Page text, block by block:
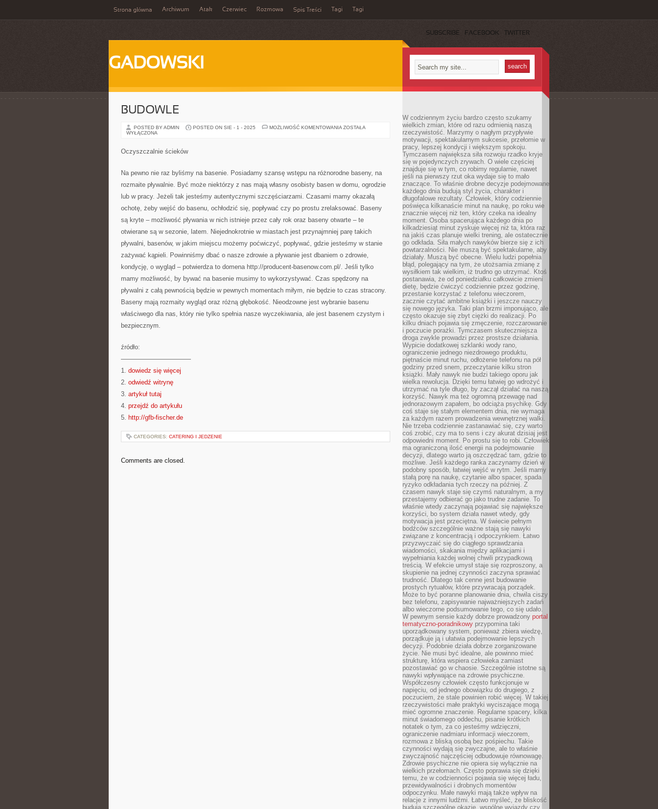
Strona główna Archiwum Atak Czerwiec Rozmowa Spis Treści Tagi Tagi
SUBSCRIBE FACEBOOK TWITTER
GADOWSKI
BUDOWLE
POSTED BY ADMIN POSTED ON SIE - 1 - 2025 MOŻLIWOŚĆ KOMENTOWANIA BUDOWLE
ZOSTAŁA
WYŁĄCZONA
Oczyszczalnie ścieków
Na pewno nie raz byliśmy na basenie. Posiadamy szansę wstępu na różnorodne baseny, na
rozmaite pływalnie. Być może niektórzy z nas mają własny osobisty basen w domu, ogrodzie
lub w pracy. Jeżeli tak jesteśmy autentycznymi szczęściarzami. Czasami mamy okazałą
ochotę, żeby wejść do basenu, ochłodzić się, popływać czy po prostu zrelaksować. Baseny
są kryte – możliwość pływania w nich istnieje przez cały rok oraz baseny otwarte – te
otwierane są w sezonie, latem. Niejednokrotnie w miastach jest przynajmniej parę takich
pływalni, basenów, w jakim miejscu możemy poćwiczyć, popływać, gdzie jesteśmy w stanie
zażywać kąpieli. Powinniśmy dbać o nasze zdrowie a pływanie jest dbaniem o zdrowie,
kondycję, o wygląd – potwierdza to domena http://producent-basenow.com.pl/. Jeśli tylko
mamy możliwość, by bywać na basenie musimy to wykorzystywać. Czas spędzony na
pływalni z całą pewnością będzie w pewnych momentach miłym, nie będzie to czas stracony.
Baseny mają rozmaity wygląd oraz różną głębokość. Nieodzowne jest wybranie basenu
właściwego dla nas, który nie tylko spełnia nasze wyczekiwania, ale jest basenem czystym i
bezpiecznym.
źródło:
———————————
1. dowiedz się więcej
2. odwiedź witrynę
3. artykuł tutaj
4. przejdź do artykułu
5. http://gfb-fischer.de
CATEGORIES: CATERING I JEDZENIE
Comments are closed.
W codziennym życiu bardzo często szukamy
wielkich zmian, które od razu odmienią naszą
rzeczywistość. Marzymy o nagłym przypływie
motywacji, spektakularnym sukcesie, przełomie w
pracy, lepszej kondycji i większym spokoju.
Tymczasem największa siła rozwoju rzadko kryje
się w pojedynczych zrywach. O wiele częściej
znajduje się w tym, co robimy regularnie, nawet
jeśli na pierwszy rzut oka wydaje się to mało
znaczące. To właśnie drobne decyzje podejmowane
każdego dnia budują styl życia, charakter i
długofalowe rezultaty. Człowiek, który codziennie
poświęca kilkanaście minut na naukę, po roku wie
znacznie więcej niż ten, który czeka na idealny
moment. Osoba spacerująca każdego dnia po
kilkadziesiąt minut zyskuje więcej niż ta, która raz
na jakiś czas planuje wielki trening, ale ostatecznie
go odkłada. Siła małych nawyków bierze się z ich
powtarzalności. Nie muszą być spektakularne, aby
działały. Muszą być obecne. Wielu ludzi popełnia
błąd, polegający na tym, że utożsamia zmianę z
wysiłkiem tak wielkim, iż trudno go utrzymać. Ktoś
postanawia, że od poniedziałku całkowicie zmieni
dietę, będzie ćwiczyć codziennie przez godzinę,
przestanie korzystać z telefonu wieczorem,
zacznie czytać ambitne książki i jeszcze nauczy
się nowego języka. Taki plan brzmi imponująco, ale
często okazuje się zbyt ciężki do realizacji. Po
kilku dniach pojawia się zmęczenie, rozczarowanie
i poczucie porażki. Tymczasem skuteczniejsza
droga zwykle prowadzi przez prostsze działania.
Wypicie dodatkowej szklanki wody rano,
ograniczenie jednego niezdrowego produktu,
piętnaście minut ruchu, odłożenie telefonu na pół
godziny przed snem, przeczytanie kilku stron
książki. Mały nawyk nie budzi takiego oporu jak
wielka rewolucja. Dzięki temu łatwiej go wdrożyć i
utrzymać na tyle długo, by zaczął działać na naszą
korzyść. Nawyk ma też ogromną przewagę nad
jednorazowym zapałem, bo odciąża psychikę. Gdy
coś staje się stałym elementem dnia, nie wymaga
za każdym razem prowadzenia wewnętrznej walki.
Nie trzeba codziennie zastanawiać się, czy warto
coś zrobić, czy ma to sens i czy akurat dzisiaj jest
odpowiedni moment. Po prostu się to robi. Człowiek
ma ograniczoną ilość energii na podejmowanie
decyzji, dlatego warto ją oszczędzać tam, gdzie to
możliwe. Jeśli każdego ranka zaczynamy dzień w
podobny sposób, łatwiej wejść w rytm. Jeśli mamy
stałą porę na naukę, czytanie albo spacer, spada
ryzyko odkładania tych rzeczy na później. Z
czasem nawyk staje się czymś naturalnym, a my
przestajemy odbierać go jako trudne zadanie. To
właśnie wtedy zaczynają pojawiać się największe
korzyści, bo system działa nawet wtedy, gdy
motywacja jest przeciętna. W świecie pełnym
bodźców szczególnie ważne stają się nawyki
związane z koncentracją i odpoczynkiem. Łatwo
przyzwyczaić się do ciągłego sprawdzania
wiadomości, skakania między aplikacjami i
wypełniania każdej wolnej chwili przypadkową
treścią. W efekcie umysł staje się rozproszony, a
skupienie na jednej czynności zaczyna sprawiać
trudność. Dlatego tak cenne jest budowanie
prostych rytuałów, które przywracają porządek.
Może to być poranne planowanie dnia, chwila ciszy
bez telefonu, zapisywanie najważniejszych zadań
albo wieczorne podsumowanie tego, co się udało.
W pewnym sensie każdy dobrze prowadzony portal
tematyczno-poradnikowy przypomina taki
uporządkowany system, ponieważ zbiera wiedzę,
porządkuje ją i ułatwia podejmowanie lepszych
decyzji. Podobnie działa dobrze zorganizowane
życie. Nie musi być idealne, ale powinno mieć
strukturę, która wspiera człowieka zamiast
pozostawiać go w chaosie. Szczególnie istotne są
nawyki wpływające na zdrowie psychiczne.
Współczesny człowiek często funkcjonuje w
napięciu, od jednego obowiązku do drugiego, z
poczuciem, że stale powinien robić więcej. W takiej
rzeczywistości małe praktyki wyciszające mogą
mieć ogromne znaczenie. Regularne spacery, kilka
minut świadomego oddechu, pisanie krótkich
notatek o tym, za co jesteśmy wdzięczni,
ograniczenie nadmiaru informacji wieczorem,
rozmowa z bliską osobą bez pośpiechu. Takie
czynności wydają się zwyczajne, ale to właśnie
zwyczajność najczęściej odbudowuje równowagę.
Zdrowie psychiczne nie opiera się wyłącznie na
wielkich przełomach. Często poprawia się dzięki
temu, że w codzienności pojawia się więcej ładu,
przewidywalności i drobnych momentów
odpoczynku. Małe nawyki mają także wpływ na
relacje z innymi ludźmi. Łatwo myśleć, że bliskość
budują szczególne okazje, wspólne wyjazdy czy